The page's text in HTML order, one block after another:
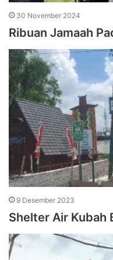
30 November 2024
Ribuan Jamaah
9 Desember 2023
Shelter Air Kubah